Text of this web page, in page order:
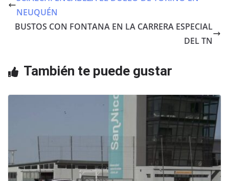
b
o p
NEUQUÉN
BUSTOS CON FONTANA EN LA CARRERA ESPECIAL
DEL TN
También te puede gustar